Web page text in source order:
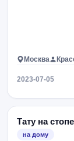
Москва
2023-07-05
Тату на стопе
на дому